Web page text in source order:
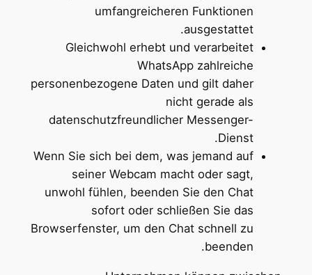
umfangreicheren Funktionen
ausgestattet.
Gleichwohl erhebt und verarbeitet
WhatsApp zahlreiche
personenbezogene Daten und gilt daher
nicht gerade als
datenschutzfreundlicher Messenger-
Dienst.
Wenn Sie sich bei dem, was jemand auf
seiner Webcam macht oder sagt,
unwohl fühlen, beenden Sie den Chat
sofort oder schließen Sie das
Browserfenster, um den Chat schnell zu
beenden.